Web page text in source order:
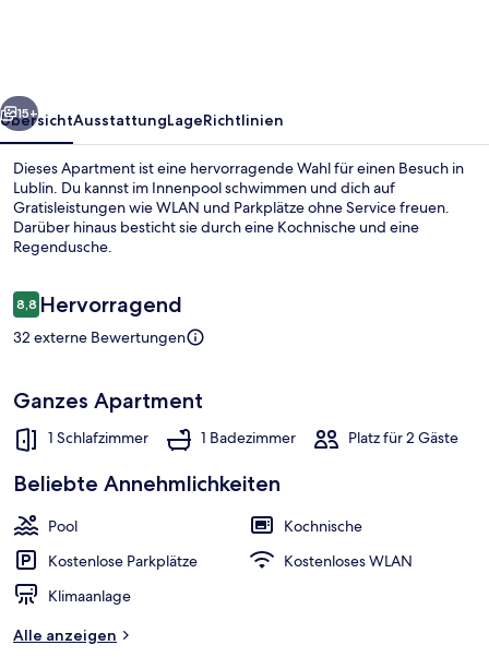
Weiter
15+
ÜbersichtAusstattungLageRichtlinien
Dieses Apartment ist eine hervorragende Wahl für einen Besuch in
Lublin. Du kannst im Innenpool schwimmen und dich auf
Gratisleistungen wie WLAN und Parkplätze ohne Service freuen.
Darüber hinaus besticht sie durch eine Kochnische und eine
Regendusche.
Bewertungen
8,88,8 von 10.
Hervorragend
32 externe Bewertungen
Ganzes Apartment
1 Schlafzimmer 1 Badezimmer Platz für 2 Gäste
Beliebte Annehmlichkeiten
Pool
Kochnische
Kostenlose Parkplätze
Kostenloses WLAN
Klimaanlage
Alle anzeigen